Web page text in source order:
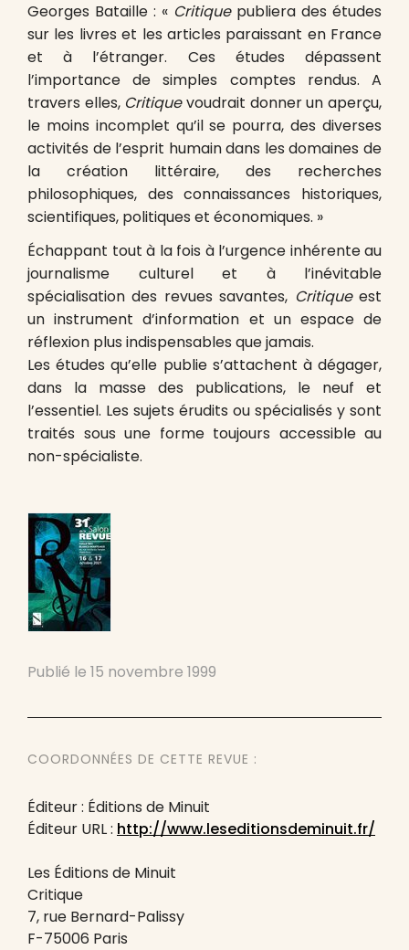
Georges Bataille : « Critique publiera des études
sur les livres et les articles paraissant en France
et à l’étranger. Ces études dépassent
l’importance de simples comptes rendus. A
travers elles, Critiquevoudrait donner un aperçu,
le moins incomplet qu’il se pourra, des diverses
activités de l’esprit humain dans les domaines de
la création littéraire, des recherches
philosophiques, des connaissances historiques,
scientifiques, politiques et économiques. »
Échappant tout à la fois à l’urgence inhérente au
journalisme culturel et à l’inévitable
spécialisation des revues savantes, Critiqueest
un instrument d’information et un espace de
réflexion plus indispensables que jamais.
Les études qu’elle publie s’attachent à dégager,
dans la masse des publications, le neuf et
l’essentiel. Les sujets érudits ou spécialisés y sont
traités sous une forme toujours accessible au
non-spécialiste.
Publié le 15 novembre 1999
COORDONNÉES DE CETTE REVUE :
Éditeur : Éditions de Minuit
Éditeur URL : http://www.leseditionsdeminuit.fr/
Les Éditions de Minuit
Critique
7, rue Bernard-Palissy
F-75006 Paris